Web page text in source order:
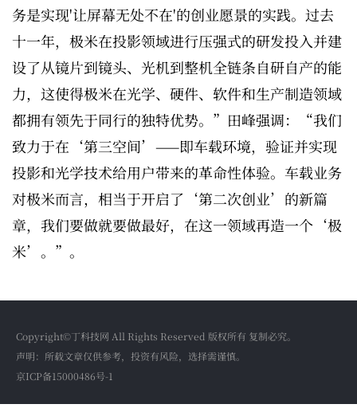
务是实现'让屏幕无处不在'的创业愿景的实践。过去
十一年，极米在投影领域进行压强式的研发投入并建
设了从镜片到镜头、光机到整机全链条自研自产的能
力，这使得极米在光学、硬件、软件和生产制造领域
都拥有领先于同行的独特优势。”田峰强调：“我们
致力于在‘第三空间’——即车载环境，验证并实现
投影和光学技术给用户带来的革命性体验。车载业务
对极米而言，相当于开启了‘第二次创业’的新篇
章，我们要做就要做最好，在这一领域再造一个‘极
米’。”。
Copyright©丁科技网 All Rights Reserved 版权所有 复制必究。
声明：所载文章仅供参考，投资有风险，选择需谨慎。
京ICP备15000486号-1